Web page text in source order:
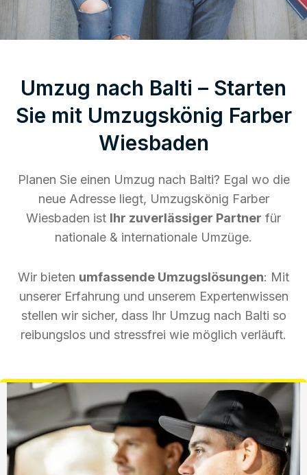
Umzug nach Balti – Starten
Sie mit Umzugskönig Farber
Wiesbaden
Planen Sie einen Umzug nach Balti? Egal wo die
neue Adresse liegt, Umzugskönig Farber
Wiesbaden ist Ihr zuverlässiger Partner für
nationale & internationale Umzüge.
Wir bieten umfassende Umzugslösungen: Mit
unserer Erfahrung und unserem Expertenwissen
stellen wir sicher, dass Ihr Umzug nach Balti so
reibungslos und stressfrei wie möglich verläuft.